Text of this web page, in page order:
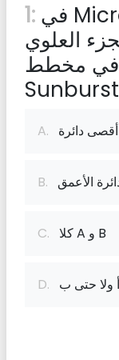
1:
العلوي
في مخطط
A. أقصى دائرة
B. الأعمق
C. كلا A و B
D.